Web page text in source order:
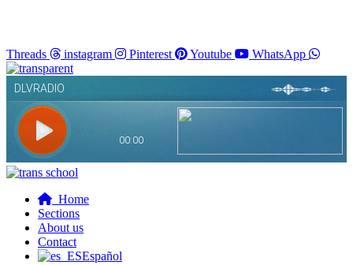
Threads instagram Pinterest Youtube WhatsApp
Home
Sections
About us
Contact
Español